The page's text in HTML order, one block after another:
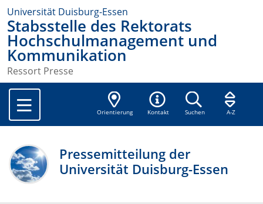
Universität Duisburg-Essen
Stabsstelle des Rektorats
Hochschulmanagement und
Kommunikation
Ressort Presse
Orientierung Kontakt Suchen A-Z
Pressemitteilung der
Universität Duisburg-Essen